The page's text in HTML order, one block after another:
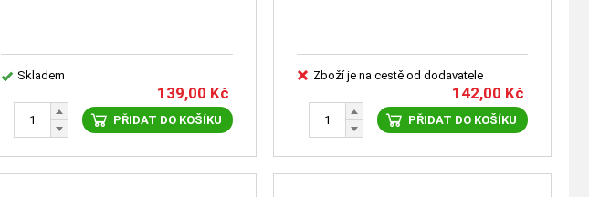
Skladem
139,00 Kč
PŘIDAT DO KOŠÍKU
Zboží je na cestě od dodavatele
142,00 Kč
PŘIDAT DO KOŠÍKU